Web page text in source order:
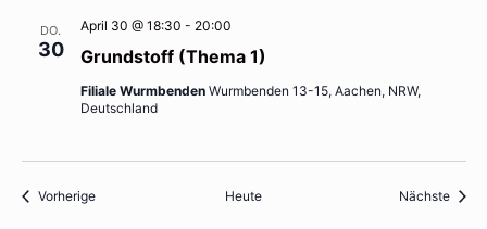
DO.
30 Grundstoff (Thema 1)
April 30 @ 18:30 - 20:00
Filiale Wurmbenden Wurmbenden 13-15, Aachen, NRW,
Deutschland
VorherigeVeranstaltungen Heute Nächste